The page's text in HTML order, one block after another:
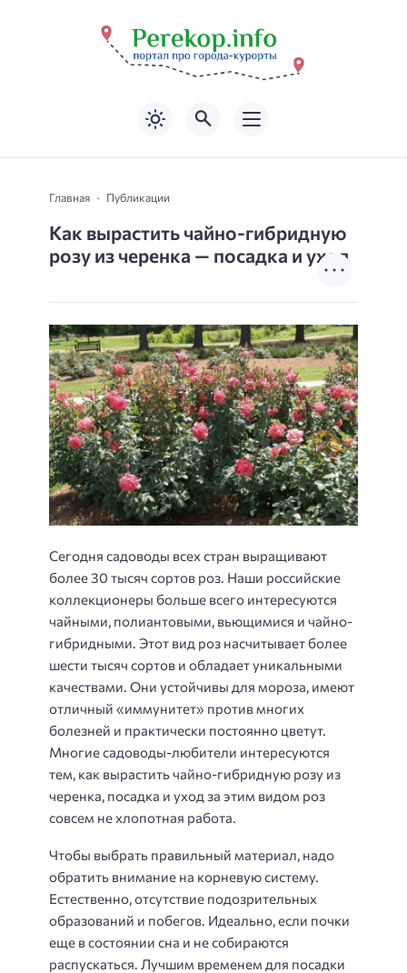
Главная Публикации
Как вырастить чайно-гибридную
розу из черенка — посадка и уход
Сегодня садоводы всех стран выращивают
более 30 тысяч сортов роз. Наши российские
коллекционеры больше всего интересуются
чайными, полиантовыми, вьющимися и чайно-
гибридными. Этот вид роз насчитывает более
шести тысяч сортов и обладает уникальными
качествами. Они устойчивы для мороза, имеют
отличный «иммунитет» против многих
болезней и практически постоянно цветут.
Многие садоводы-любители интересуются
тем, как вырастить чайно-гибридную розу из
черенка, посадка и уход за этим видом роз
совсем не хлопотная работа.
Чтобы выбрать правильный материал, надо
обратить внимание на корневую систему.
Естественно, отсутствие подозрительных
образований и побегов. Идеально, если почки
еще в состоянии сна и не собираются
распускаться. Лучшим временем для посадки